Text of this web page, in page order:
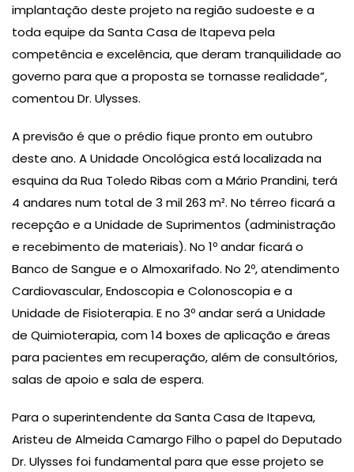
implantação deste projeto na região sudoeste e a
toda equipe da Santa Casa de Itapeva pela
competência e excelência, que deram tranquilidade ao
governo para que a proposta se tornasse realidade”,
comentou Dr. Ulysses.
A previsão é que o prédio fique pronto em outubro
deste ano. A Unidade Oncológica está localizada na
esquina da Rua Toledo Ribas com a Mário Prandini, terá
4 andares num total de 3 mil 263 m². No térreo ficará a
recepção e a Unidade de Suprimentos (administração
e recebimento de materiais). No 1º andar ficará o
Banco de Sangue e o Almoxarifado. No 2º, atendimento
Cardiovascular, Endoscopia e Colonoscopia e a
Unidade de Fisioterapia. E no 3º andar será a Unidade
de Quimioterapia, com 14 boxes de aplicação e áreas
para pacientes em recuperação, além de consultórios,
salas de apoio e sala de espera.
Para o superintendente da Santa Casa de Itapeva,
Aristeu de Almeida Camargo Filho o papel do Deputado
Dr. Ulysses foi fundamental para que esse projeto se